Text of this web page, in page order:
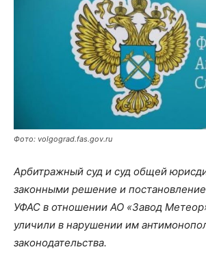
Фото: volgograd.fas.gov.ru
Арбитражный суд и суд общей
законными решение и
УФАС в отношении АО «Завод
уличили в нарушении им
законодательства.